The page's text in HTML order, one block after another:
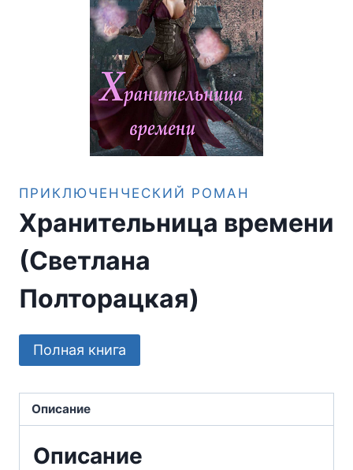
ПРИКЛЮЧЕНЧЕСКИЙ РОМАН
Хранительница времени
(Светлана
Полторацкая)
Полная книга
Описание
Описание